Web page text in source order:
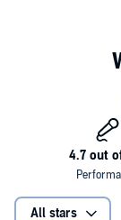
©2013 Orson
All stars